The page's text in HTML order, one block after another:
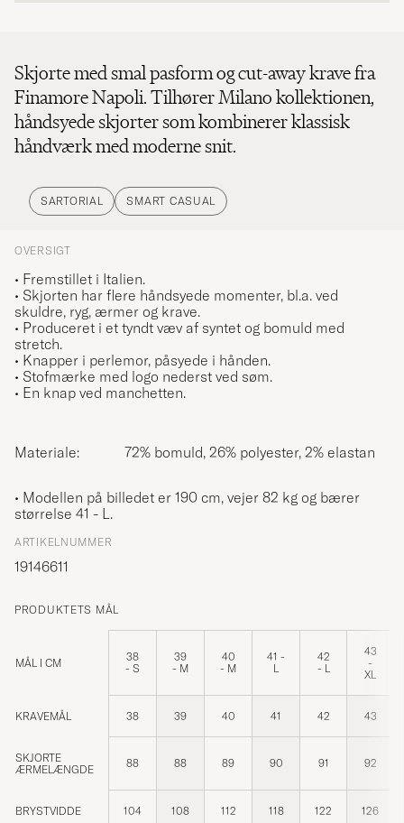
Skjorte med smal pasform og cut-away krave fra
Finamore Napoli. Tilhører Milano kollektionen,
håndsyede skjorter som kombinerer klassisk
håndværk med moderne snit.
SARTORIAL SMART CASUAL
OVERSIGT
• Fremstillet i Italien.
• Skjorten har flere håndsyede momenter, bl.a. ved
skuldre, ryg, ærmer og krave.
• Produceret i et tyndt væv af syntet og bomuld med
stretch.
• Knapper i perlemor, påsyede i hånden.
• Stofmærke med logo nederst ved søm.
• En knap ved manchetten.
Materiale: 72% bomuld, 26% polyester, 2% elastan
• Modellen på billedet er 190 cm, vejer 82 kg og bærer
størrelse 41 - L.
ARTIKELNUMMER
19146611
PRODUKTETS MÅL
MÅL I CM
38
- S
39
- M
40
- M
41 -
L
42
- L
43
-
XL
KRAVEMÅL 38 39 40 41 42 43
SKJORTE
ÆRMELÆNGDE
88 88 89 90 91 92
BRYSTVIDDE 104 108 112 118 122 126